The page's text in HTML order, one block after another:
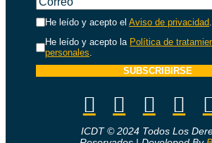
He leído y acepto elAviso de privacidad.
He leído y acepto la Política de
personales.
SUBSCRIBIRSE
ICDT © 2024 Todos Los